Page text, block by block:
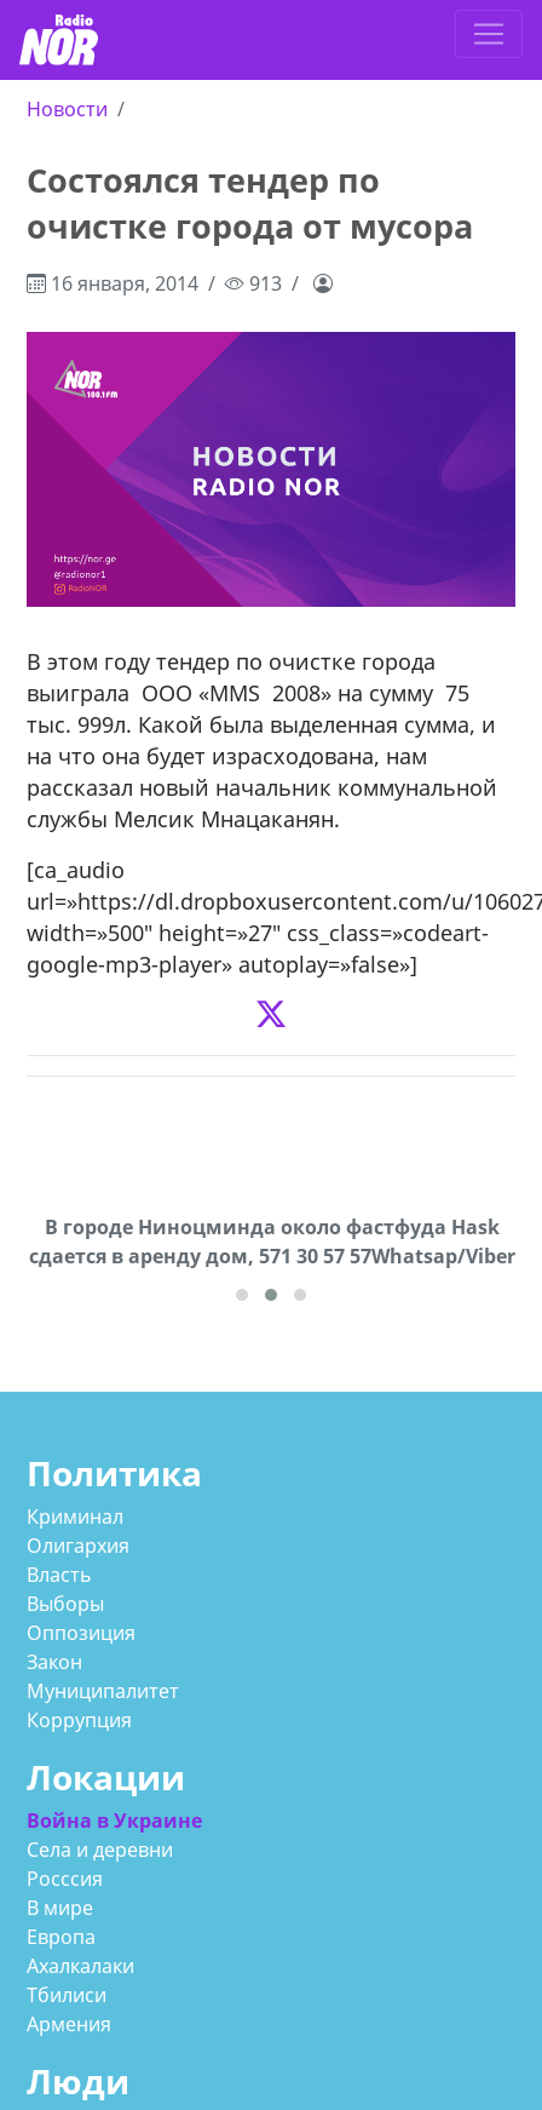
Новости
Состоялся тендер по
очистке города от мусора
16 января, 2014 913
В этом году тендер по очистке города
выиграла ООО «MMS 2008» на сумму 75
тыс. 999л. Какой была выделенная сумма, и
на что она будет израсходована, нам
рассказал новый начальник коммунальной
службы Мелсик Мнацаканян.
[ca_audio
url=»https://dl.dropboxusercontent.com/u/
width=»500″ height=»27″ css_class=»codeart-
google-mp3-player» autoplay=»false»]
В городе Ниноцминда около фастфуда Hask
cдается в аренду дом, 571 30 57 57Whatsap/Viber
Продается машина марки Prado,571 30 57
57Whatsap/Viber
Политика
Криминал
Олигархия
Власть
Выборы
Оппозиция
Закон
Муниципалитет
Коррупция
Локации
Война в Украине
Села и деревни
Росссия
В мире
Европа
Ахалкалаки
Тбилиси
Армения
Люди